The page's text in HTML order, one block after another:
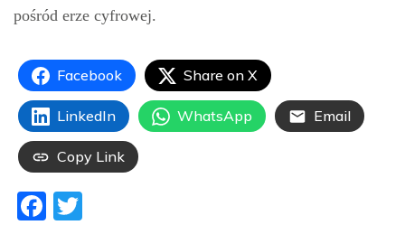
pośród erze cyfrowej.
Facebook Share on X
LinkedIn WhatsApp Email
Copy Link
Facebook